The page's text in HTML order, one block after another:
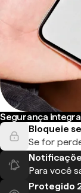
Segurança
Bloqueie
Se for
Para você
Protegido